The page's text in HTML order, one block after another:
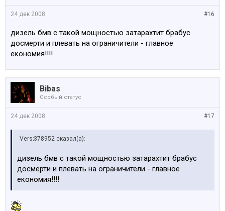
#16
24 дек 2008
дизель бмв с такой мощностью затарахтит брабус
досмерти и плевать на ограничители - главное
економия!!!!
Bibas
Особый статус
#17
24 дек 2008
Vers;378952 сказал(а):
дизель бмв с такой мощностью затарахтит брабус
досмерти и плевать на ограничители - главное
економия!!!!